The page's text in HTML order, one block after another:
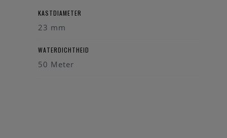
KASTDIAMETER
23 mm
WATERDICHTHEID
50 Meter